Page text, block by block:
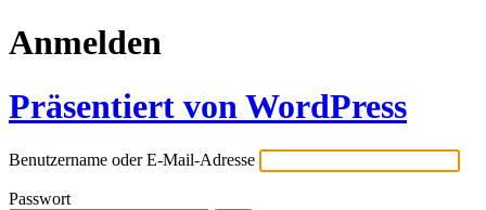
Anmelden
Präsentiert von WordPress
Benutzername oder E-Mail-Adresse
Passwort